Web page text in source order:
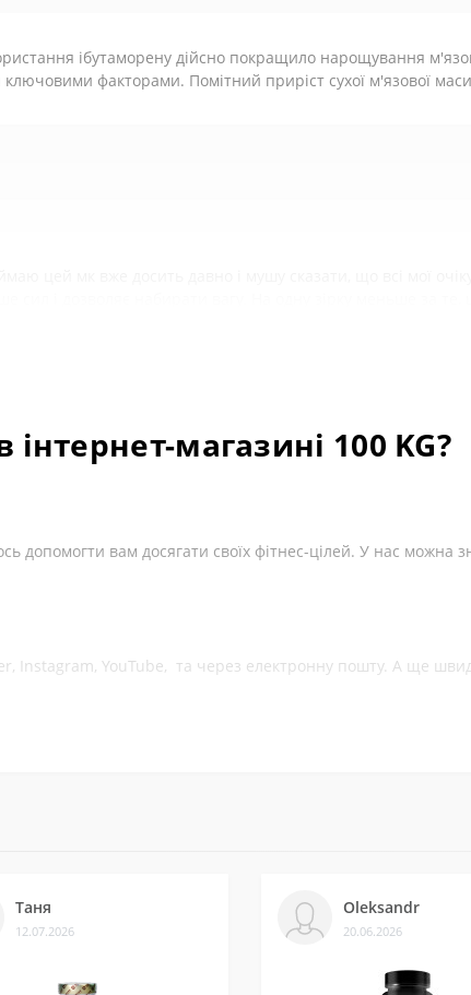
місяців прийому, бажано зробити паузу в 1-2 тижні, після
замінити різноманітне та збалансоване харчування. Зберігати в сухому прохолодному
тим, хто приймає будь-які медичні препарати або перебуває під медичним наглядом,
ібутаморену дійсно покращило нарощування
ключовими факторами. Помітний приріст сухої м'язової
магазині 100 KG?
допомогти вам досягати своїх фітнес-цілей. У нас можна
Instagram, YouTube, та через електронну пошту. А ще
безліч замовлень, протестували багато продуктів і
Таня
12.07.2026
Oleksandr
20.06.2026